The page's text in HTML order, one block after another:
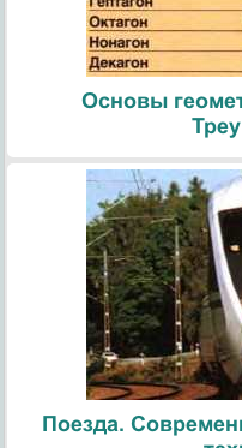
Основы
Поезда.